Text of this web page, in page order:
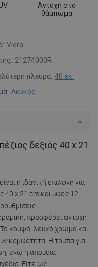
Αντοχή στο
θάμπωμα
Viera
21274000R
πλευρά: 40 εκ.
Λευκός
δεξιός 40 x 21
η ιδανική επιλογή για
40 x 21 cm και ύψος 12
προσφέρει αντοχή
κομψό, λευκό χρώμα και
κομψότητα. Η τρύπα για
ενώ η απουσία
Είτε ως